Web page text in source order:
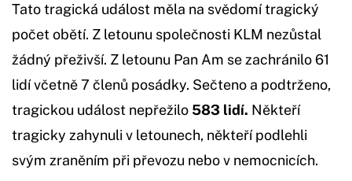
Tato tragická událost měla na svědomí tragický
počet obětí. Z letounu společnosti KLM nezůstal
žádný přeživší. Z letounu Pan Am se zachránilo 61
lidí včetně 7 členů posádky. Sečteno a podtrženo,
tragickou událost nepřežilo 583 lidí. Někteří
tragicky zahynuli v letounech, někteří podlehli
svým zraněním při převozu nebo v nemocnicích.